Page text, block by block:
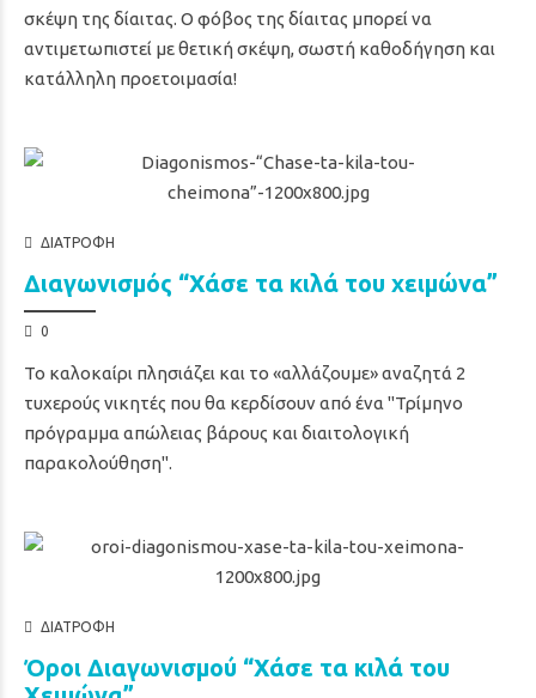
σκέψη της δίαιτας. Ο φόβος της δίαιτας μπορεί να
αντιμετωπιστεί με θετική σκέψη, σωστή καθοδήγηση και
κατάλληλη προετοιμασία!
ΔΙΑΤΡΟΦΉ
Διαγωνισμός “Χάσε τα κιλά του χειμώνα”
0
Το καλοκαίρι πλησιάζει και το «αλλάζουμε» αναζητά 2
τυχερούς νικητές που θα κερδίσουν από ένα "Τρίμηνο
πρόγραμμα απώλειας βάρους και διαιτολογική
παρακολούθηση".
ΔΙΑΤΡΟΦΉ
Όροι Διαγωνισμού “Χάσε τα κιλά του